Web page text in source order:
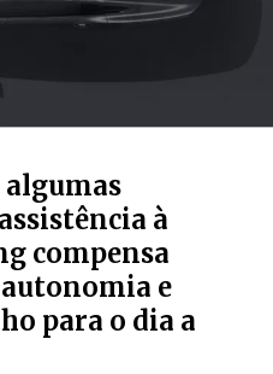
à
compensa
e
para o dia a